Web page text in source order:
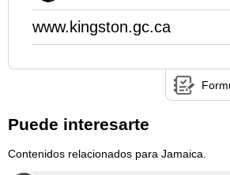
www.kingston.gc.ca
Puede interesarte
Contenidos relacionados para Jamaica.